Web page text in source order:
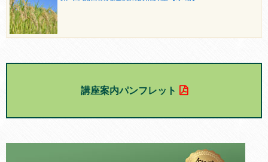
講座案内パンフレット